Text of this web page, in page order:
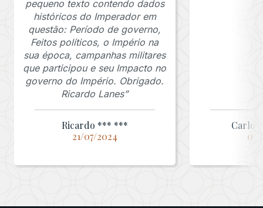
pequeno texto contendo dados
históricos do Imperador em
questão: Período de governo,
Feitos políticos, o Império na
sua época, campanhas militares
que participou e seu Impacto no
governo do Império. Obrigado.
Ricardo Lanes”
Ricardo *** ***
21/07/2024
03/